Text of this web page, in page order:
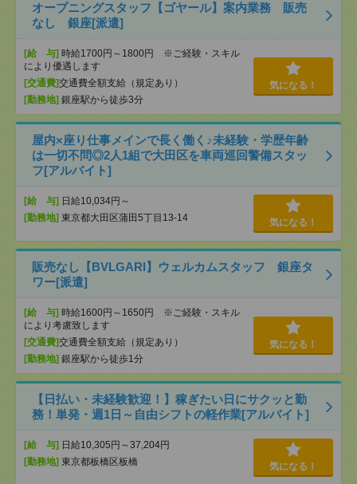
オープニングスタッフ【ゴヤール】案内業務 販売
なし 銀座[派遣]
[給 与] 時給1700円～1800円 ※ご経験・スキル
により優遇します
[交通費]交通費全額支給（規定あり）
[勤務地] 銀座駅から徒歩3分
気になる！
屋内×座り仕事メインで長く働く♪未経験・学歴年齢
は一切不問◎2人1組で大田区を車両巡回警備スタッ
フ[アルバイト]
[給 与] 日給10,034円～
[勤務地] 東京都大田区蒲田5丁目13-14 気になる！
販売なし【BVLGARI】ウェルカムスタッフ 銀座タ
ワー[派遣]
[給 与] 時給1600円～1650円 ※ご経験・スキル
により考慮致します
[交通費]交通費全額支給（規定あり）
[勤務地] 銀座駅から徒歩1分
気になる！
【日払い・未経験歓迎！】稼ぎたい日にサクッと勤
務！単発・週1日～自由シフトの軽作業[アルバイト]
[給 与] 日給10,305円～37,204円
[勤務地] 東京都板橋区板橋 気になる！